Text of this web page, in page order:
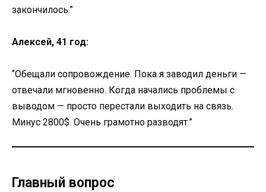
закончилось.”
Алексей, 41 год:
“Обещали сопровождение. Пока я заводил деньги —
отвечали мгновенно. Когда начались проблемы с
выводом — просто перестали выходить на связь.
Минус 2800$. Очень грамотно разводят.”
Главный вопрос